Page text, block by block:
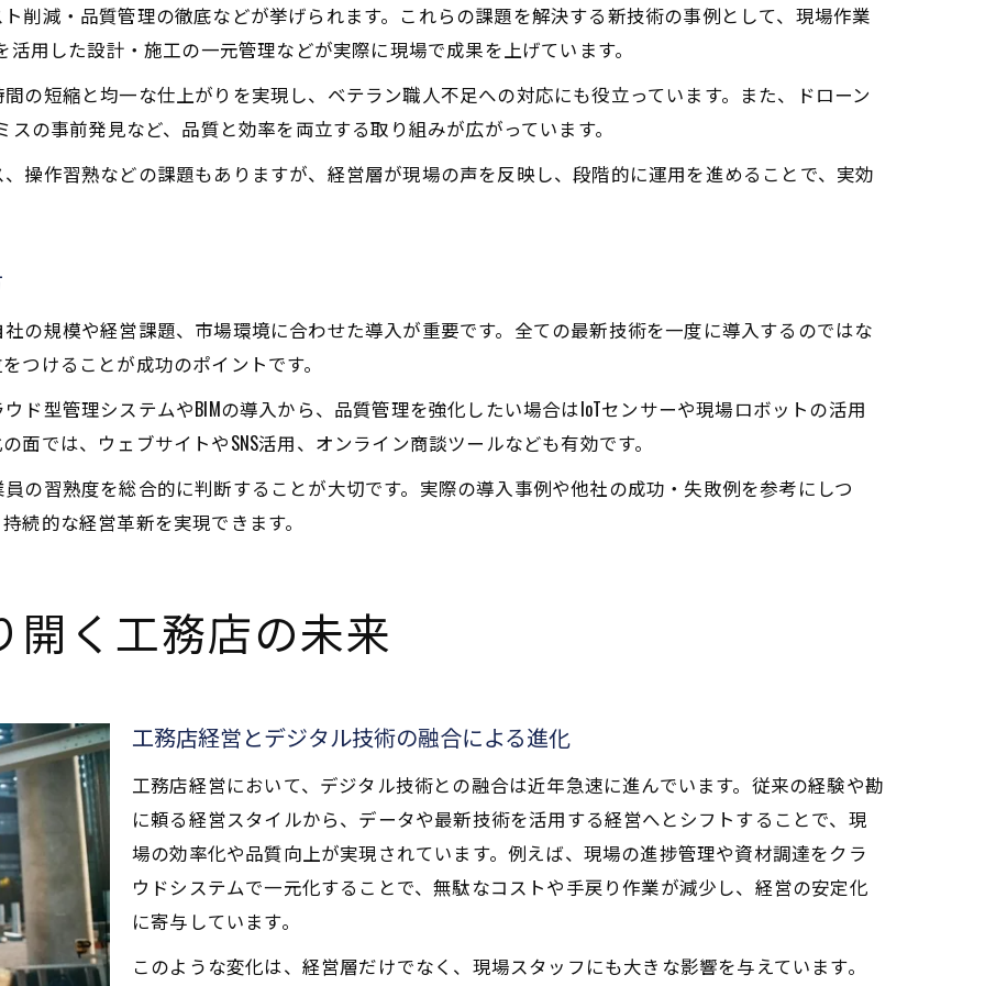
削減・品質管理の徹底などが挙げられます。これらの課題を解決する新技術の事例として、現場作業
用した設計・施工の一元管理などが実際に現場で成果を上げています。
の短縮と均一な仕上がりを実現し、ベテラン職人不足への対応にも役立っています。また、ドローン
の事前発見など、品質と効率を両立する取り組みが広がっています。
操作習熟などの課題もありますが、経営層が現場の声を反映し、段階的に運用を進めることで、実効
の規模や経営課題、市場環境に合わせた導入が重要です。全ての最新技術を一度に導入するのではな
つけることが成功のポイントです。
ド型管理システムやBIMの導入から、品質管理を強化したい場合はIoTセンサーや現場ロボットの活用
では、ウェブサイトやSNS活用、オンライン商談ツールなども有効です。
の習熟度を総合的に判断することが大切です。実際の導入事例や他社の成功・失敗例を参考にしつ
続的な経営革新を実現できます。
開く工務店の未来
工務店経営とデジタル技術の融合による進化
工務店経営において、デジタル技術との融合は近年急速に進んでいます。従来の経験や勘
に頼る経営スタイルから、データや最新技術を活用する経営へとシフトすることで、現
場の効率化や品質向上が実現されています。例えば、現場の進捗管理や資材調達をクラ
ウドシステムで一元化することで、無駄なコストや手戻り作業が減少し、経営の安定化
に寄与しています。
このような変化は、経営層だけでなく、現場スタッフにも大きな影響を与えています。